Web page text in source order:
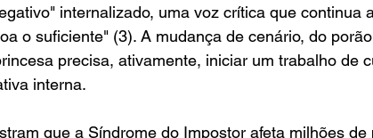
internalizado, uma voz crítica que continua
o suficiente" (3). A mudança de cenário, do
precisa, ativamente, iniciar um trabalho de
interna.
que a Síndrome do Impostor afeta milhões de